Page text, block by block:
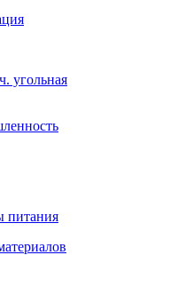
угольная
питания